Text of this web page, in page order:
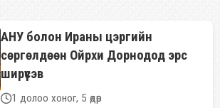
АНУ болон Ираны цэргийн
сөргөлдөөн Ойрхи Дорнодод эрс
ширүүсэв
1 долоо хоног, 5 өдөр